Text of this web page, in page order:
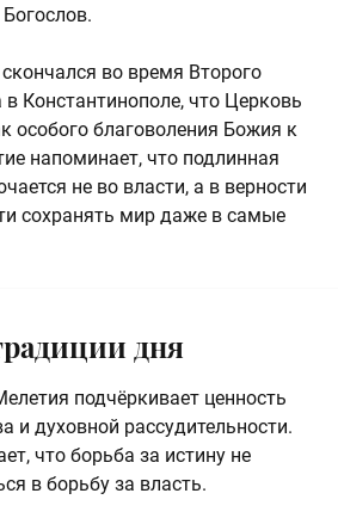
во время Второго
в Константинополе, что Церковь
особого благоволения Божия к
напоминает, что подлинная
не во власти, а в верности
сохранять мир даже в самые
дня
подчёркивает ценность
и духовной рассудительности.
что борьба за истину не
в борьбу за власть.